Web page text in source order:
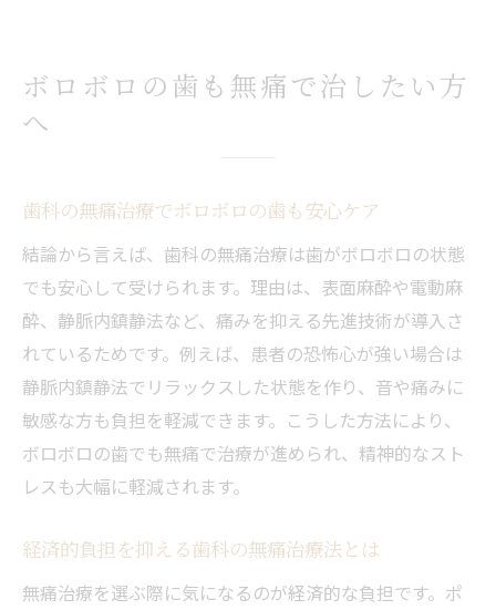
ボロボロの歯も無痛で治したい方
へ
歯科の無痛治療でボロボロの歯も安心ケア
結論から言えば、歯科の無痛治療は歯がボロボロの状態
でも安心して受けられます。理由は、表面麻酔や電動麻
酔、静脈内鎮静法など、痛みを抑える先進技術が導入さ
れているためです。例えば、患者の恐怖心が強い場合は
静脈内鎮静法でリラックスした状態を作り、音や痛みに
敏感な方も負担を軽減できます。こうした方法により、
ボロボロの歯でも無痛で治療が進められ、精神的なスト
レスも大幅に軽減されます。
経済的負担を抑える歯科の無痛治療法とは
無痛治療を選ぶ際に気になるのが経済的な負担です。ポ